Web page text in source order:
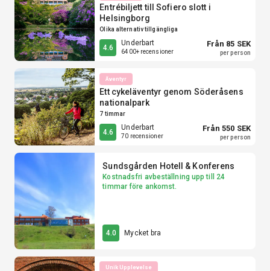
Entrébiljett till Sofiero slott i
Helsingborg
Olika alternativ tillgängliga
4.6
Underbart
6400+ recensioner
Från 85 SEK
per person
Äventyr
Ett cykeläventyr genom Söderåsens
nationalpark
7 timmar
4.6
Underbart
70 recensioner
Från 550 SEK
per person
Sundsgården Hotell & Konferens
Kostnadsfri avbeställning upp till 24
timmar före ankomst.
4.0 Mycket bra
Unik Upplevelse